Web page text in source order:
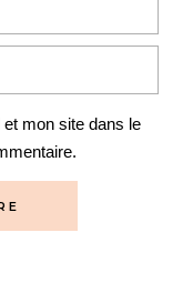
mon site dans le